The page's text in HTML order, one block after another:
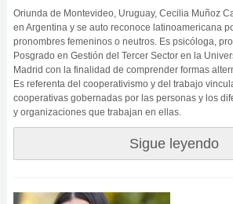
Oriunda de Montevideo, Uruguay, Cecilia Muñoz
en Argentina y se auto reconoce latinoamericana
pronombres femeninos o neutros. Es psicóloga,
Posgrado en Gestión del Tercer Sector en la
Madrid con la finalidad de comprender formas
Es referenta del cooperativismo y del trabajo
cooperativas gobernadas por las personas y los
y organizaciones que trabajan en ellas.
Sigue leyendo